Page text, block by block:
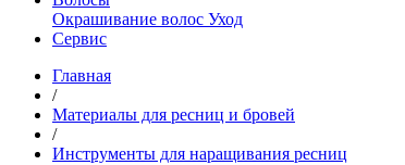
Окрашивание волос Уход
Сервис
Главная
/
Материалы для ресниц и бровей
/
Инструменты для наращивания ресниц